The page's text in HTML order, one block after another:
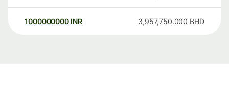
1000000000 INR 3,957,750.000 BHD